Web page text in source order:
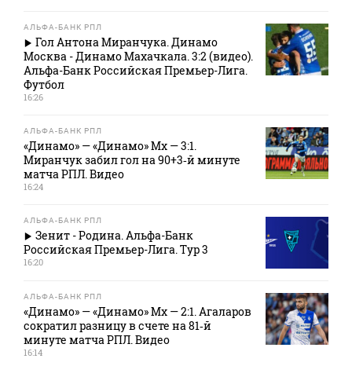
АЛЬФА-БАНК РПЛ
Гол Антона Миранчука. Динамо
Москва - Динамо Махачкала. 3:2 (видео).
Альфа-Банк Российская Премьер-Лига.
Футбол
16:26
АЛЬФА-БАНК РПЛ
«Динамо» — «Динамо» Мх — 3:1.
Миранчук забил гол на 90+3‑й минуте
матча РПЛ. Видео
16:24
АЛЬФА-БАНК РПЛ
Зенит - Родина. Альфа-Банк
Российская Премьер-Лига. Тур 3
16:20
АЛЬФА-БАНК РПЛ
«Динамо» — «Динамо» Мх — 2:1. Агаларов
сократил разницу в счете на 81‑й
минуте матча РПЛ. Видео
16:14